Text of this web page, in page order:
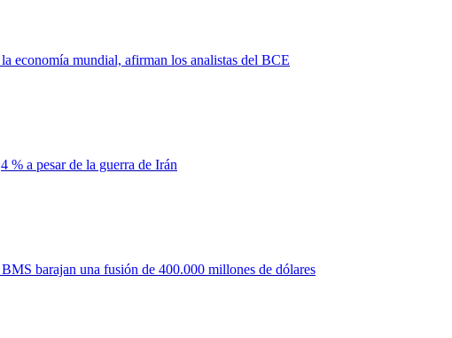
economía mundial, afirman los analistas del BCE
% a pesar de la guerra de Irán
barajan una fusión de 400.000 millones de dólares